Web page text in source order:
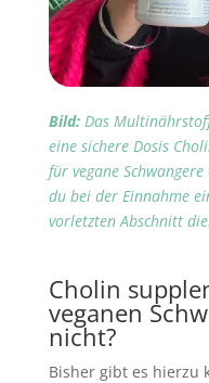
Bild:Das
eine sichere Dosis
für vegane
du bei der Einnahme
vorletzten Abschnitt
Cholin
veganen
nicht?
Bisher gibt es hierzu